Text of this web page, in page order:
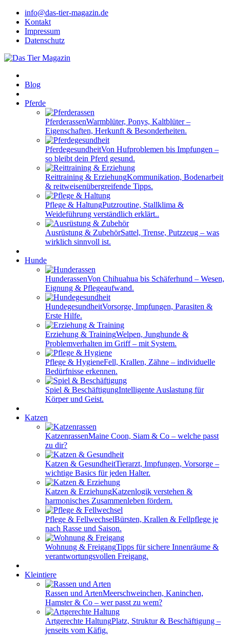
info@das-tier-magazin.de
Kontakt
Impressum
Datenschutz
Blog
Pferde
PferderassenWarmblüter, Ponys, Kaltblüter –
Eigenschaften, Herkunft & Besonderheiten.
PferdegesundheitVon Hufproblemen bis Impfungen –
so bleibt dein Pferd gesund.
Reittraining & ErziehungKommunikation, Bodenarbeit
& reitweisenübergreifende Tipps.
Pflege & HaltungPutzroutine, Stallklima &
Weideführung verständlich erklärt..
Ausrüstung & ZubehörSattel, Trense, Putzzeug – was
wirklich sinnvoll ist.
Hunde
HunderassenVon Chihuahua bis Schäferhund – Wesen,
Eignung & Pflegeaufwand.
HundegesundheitVorsorge, Impfungen, Parasiten &
Erste Hilfe.
Erziehung & TrainingWelpen, Junghunde &
Problemverhalten im Griff – mit System.
Pflege & HygieneFell, Krallen, Zähne – individuelle
Bedürfnisse erkennen.
Spiel & BeschäftigungIntelligente Auslastung für
Körper und Geist.
Katzen
KatzenrassenMaine Coon, Siam & Co – welche passt
zu dir?
Katzen & GesundheitTierarzt, Impfungen, Vorsorge –
wichtige Basics für jeden Halter.
Katzen & ErziehungKatzenlogik verstehen &
harmonisches Zusammenleben fördern.
Pflege & FellwechselBürsten, Krallen & Fellpflege je
nach Rasse und Saison.
Wohnung & FreigangTipps für sichere Innenräume &
verantwortungsvollen Freigang.
Kleintiere
Rassen und ArtenMeerschweinchen, Kaninchen,
Hamster & Co – wer passt zu wem?
Artgerechte HaltungPlatz, Struktur & Beschäftigung –
jenseits vom Käfig.